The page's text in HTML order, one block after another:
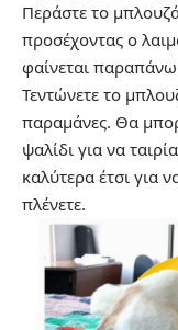
Περάστε το
προσέχοντας ο
φαίνεται
Τεντώνετε το
παραμάνες. Θα
ψαλίδι για να
καλύτερα έτσι για
πλένετε.